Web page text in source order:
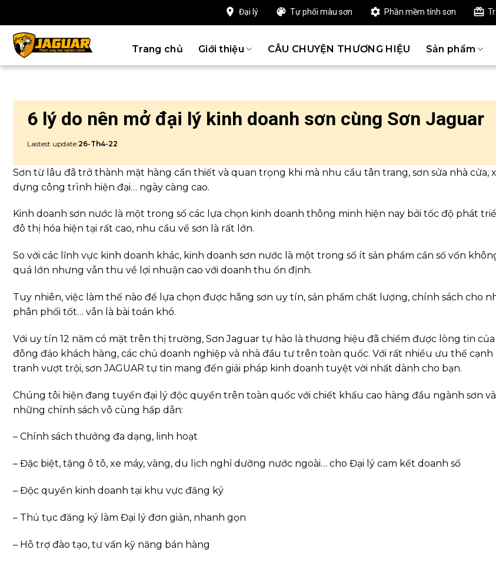
dung
Đại lý Tự phối màu sơn Phần mềm tính sơn
Trang chủ Giới thiệu CÂU CHUYỆN THƯƠNG HIỆU Sản phẩm
6 lý do nên mở đại lý kinh doanh sơn cùng Sơn Jaguar
Lastest update:26-Th4-22
Sơn từ lâu đã trở thành mặt hàng cần thiết và quan trọng khi mà nhu cầu tân trang, sơn sửa nhà cửa,
dựng công trình hiện đại… ngày càng cao.
Kinh doanh sơn nước là một trong số các lựa chọn kinh doanh thông minh hiện nay bởi tốc độ phát
đô thị hóa hiện tại rất cao, nhu cầu về sơn là rất lớn.
So với các lĩnh vực kinh doanh khác, kinh doanh sơn nước là một trong số ít sản phẩm cần số vốn
quá lớn nhưng vẫn thu về lợi nhuận cao với doanh thu ổn định.
Tuy nhiên, việc làm thế nào để lựa chọn được hãng sơn uy tín, sản phẩm chất lượng, chính sách cho
phân phối tốt… vẫn là bài toán khó.
Với uy tín 12 năm có mặt trên thị trường, Sơn Jaguar tự hào là thương hiệu đã chiếm được lòng tin của
đông đảo khách hàng, các chủ doanh nghiệp và nhà đầu tư trên toàn quốc. Với rất nhiều ưu thế cạnh
tranh vượt trội, sơn JAGUAR tự tin mang đến giải pháp kinh doanh tuyệt vời nhất dành cho bạn.
Chúng tôi hiện đang tuyển đại lý độc quyền trên toàn quốc với chiết khấu cao hàng đầu ngành sơn và
những chính sách vô cùng hấp dẫn:
– Chính sách thưởng đa dạng, linh hoạt
– Đặc biệt, tặng ô tô, xe máy, vàng, du lịch nghỉ dưỡng nước ngoài… cho Đại lý cam kết doanh số
– Độc quyền kinh doanh tại khu vực đăng ký
– Thủ tục đăng ký làm Đại lý đơn giản, nhanh gọn
– Hỗ trợ đào tạo, tư vấn kỹ năng bán hàng